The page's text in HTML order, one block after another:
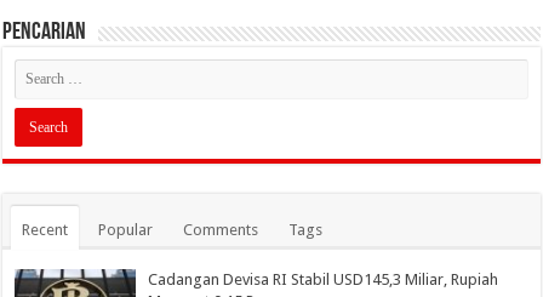
PENCARIAN
Recent Popular Comments Tags
Cadangan Devisa RI Stabil USD145,3 Miliar, Rupiah